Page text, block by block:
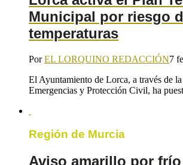
Municipal por riesgo
temperaturas
PorEL LORQUINO REDACCIÓN7
El Ayuntamiento de Lorca, a través de
Emergencias y Protección Civil, ha
Región de Murcia
Aviso amarillo por frío